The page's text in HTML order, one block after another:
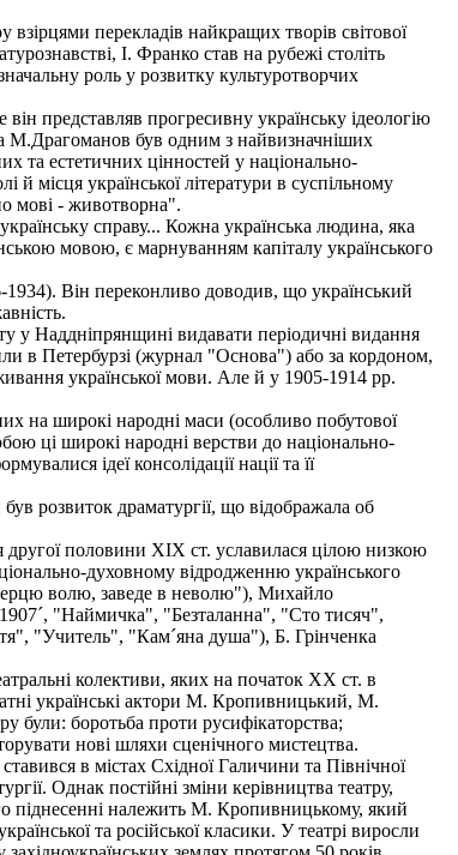
взірцями перекладів найкращих творів світової
І. Франко став на рубежі століть
роль у розвитку культуротворчих
представляв прогресивну українську ідеологію
М.Драгоманов був одним з найвизначніших
та естетичних цінностей у національно-
й місця української літератури в суспільному
мові - животворна".
справу... Кожна українська людина, яка
мовою, є марнуванням капіталу українського
Він переконливо доводив, що український
у Наддніпрянщині видавати періодичні видання
в Петербурзі (журнал "Основа") або за кордоном,
української мови. Але й у 1905-1914 pp.
на широкі народні маси (особливо побутової
ці широкі народні верстви до національно-
ідеї консолідації нації та її
розвиток драматургії, що відображала об
другої половини XIX ст. уславилася цілою низкою
духовному відродженню українського
волю, заведе в неволю"), Михайло
"Наймичка", "Безталанна", "Сто тисяч",
"Учитель", "Кам´яна душа"), Б. Грінченка
колективи, яких на початок XX ст. в
українські актори М. Кропивницький, М.
були: боротьба проти русифікаторства;
нові шляхи сценічного мистецтва.
в містах Східної Галичини та Північної
Однак постійні зміни керівництва театру,
піднесенні належить М. Кропивницькому, який
та російської класики. У театрі виросли